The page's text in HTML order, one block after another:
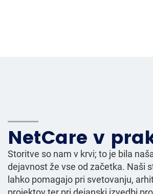
NetCare v
Storitve so nam v krvi; to je bila
dejavnost že vse od začetka. Naši
lahko pomagajo pri svetovanju,